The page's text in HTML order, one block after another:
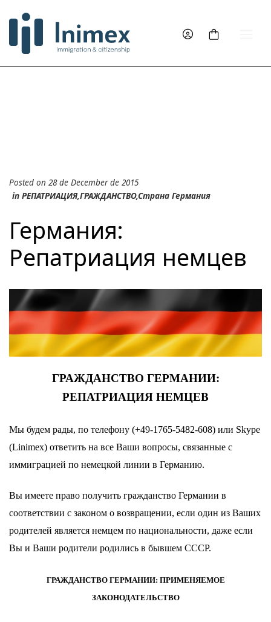
Posted on 28 de December de 2015
in PЕПАТРИAЦИЯ,ГРАЖДАНСТВО,Страна Германия
Германия:
Репатриация немцев
ГРАЖДАНСТВО ГЕРМАНИИ:
РЕПАТРИАЦИЯ НЕМЦЕВ
Мы будем рады, по телефону (+49-1765-5482-608) или Skype
(Linimex) ответить на все Ваши вопросы, связанные с
иммиграцией по немецкой линии в Германию.
Вы имеете право получить гражданство Германии в
соответствии с законом о возвращении, если один из Ваших
родителей является немцем по национальности, даже если
Вы и Ваши родители родились в бывшем СССР.
ГРАЖДАНСТВО ГЕРМАНИИ: ПРИМЕНЯЕМОЕ
ЗАКОНОДАТЕЛЬСТВО